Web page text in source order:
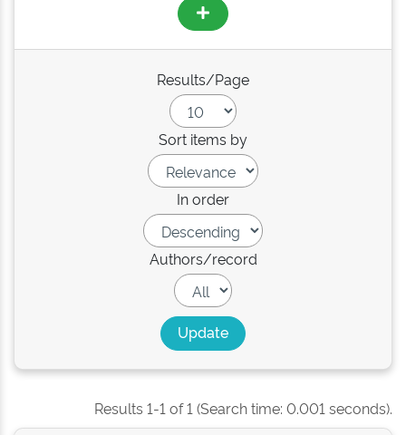
Results/Page
Sort items by
In order
Authors/record
Results 1-1 of 1 (Search time: 0.001 seconds).